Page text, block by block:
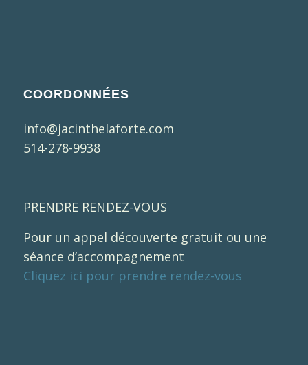
COORDONNÉES
info@jacinthelaforte.com
514-278-9938
PRENDRE RENDEZ-VOUS
Pour un appel découverte gratuit ou une
séance d’accompagnement
Cliquez ici pour prendre rendez-vous